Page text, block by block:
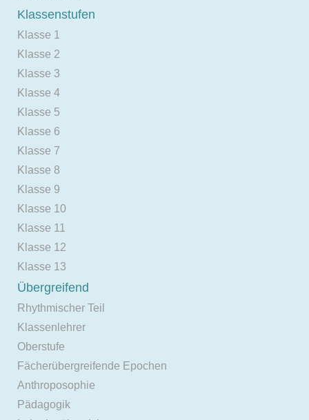
Klassenstufen
Klasse 1
Klasse 2
Klasse 3
Klasse 4
Klasse 5
Klasse 6
Klasse 7
Klasse 8
Klasse 9
Klasse 10
Klasse 11
Klasse 12
Klasse 13
Übergreifend
Rhythmischer Teil
Klassenlehrer
Oberstufe
Fächerübergreifende Epochen
Anthroposophie
Pädagogik